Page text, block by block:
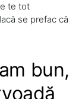
te tot
se prefac că
bun,